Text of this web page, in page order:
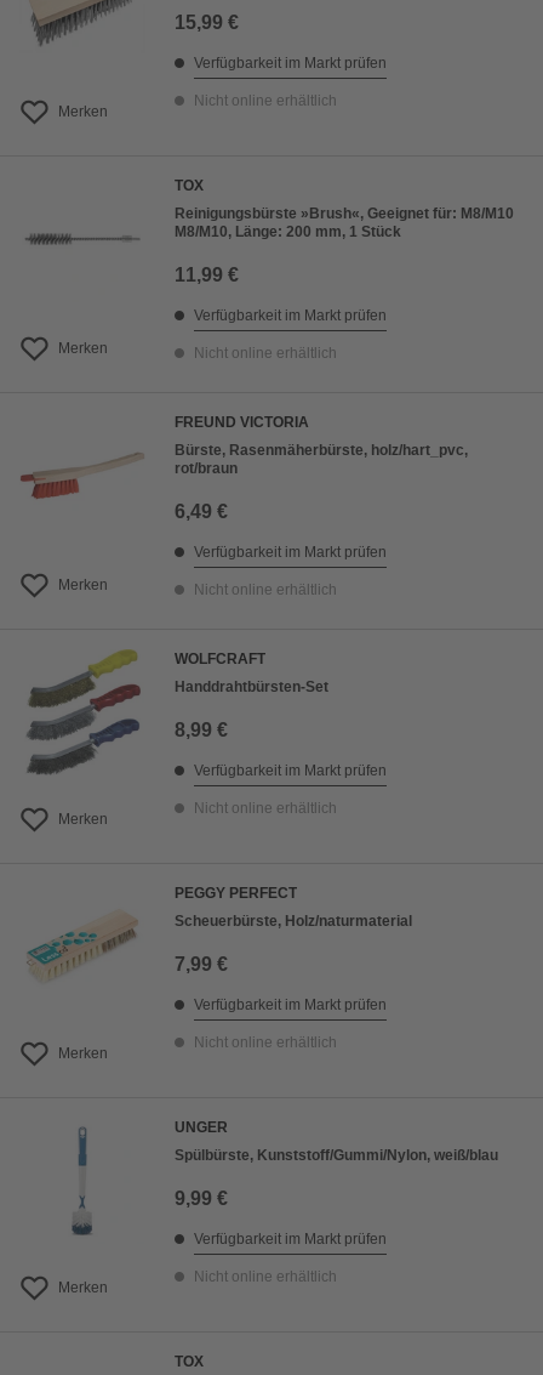
Merken
15,99 €
Verfügbarkeit im Markt prüfen
Nicht online erhältlich
Merken
TOX
Reinigungsbürste »Brush«, Geeignet für: M8/M10
M8/M10, Länge: 200 mm, 1 Stück
11,99 €
Verfügbarkeit im Markt prüfen
Nicht online erhältlich
Merken
FREUND VICTORIA
Bürste, Rasenmäherbürste, holz/hart_pvc,
rot/braun
6,49 €
Verfügbarkeit im Markt prüfen
Nicht online erhältlich
Merken
WOLFCRAFT
Handdrahtbürsten-Set
8,99 €
Verfügbarkeit im Markt prüfen
Nicht online erhältlich
Merken
PEGGY PERFECT
Scheuerbürste, Holz/naturmaterial
7,99 €
Verfügbarkeit im Markt prüfen
Nicht online erhältlich
Merken
UNGER
Spülbürste, Kunststoff/Gummi/Nylon, weiß/blau
9,99 €
Verfügbarkeit im Markt prüfen
Nicht online erhältlich
TOX